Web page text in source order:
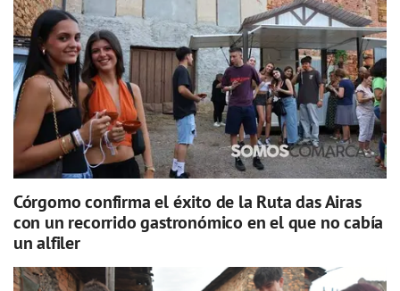
Córgomo confirma el éxito de la Ruta das Airas
con un recorrido gastronómico en el que no cabía
un alfiler